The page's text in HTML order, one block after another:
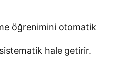
öğrenimini otomatik
hale getirir.